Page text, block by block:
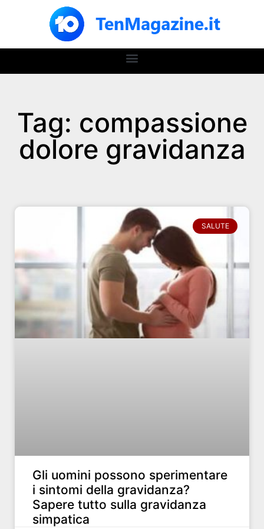
Tag: compassione
dolore gravidanza
SALUTE
Gli uomini possono sperimentare
i sintomi della gravidanza?
Sapere tutto sulla gravidanza
simpatica